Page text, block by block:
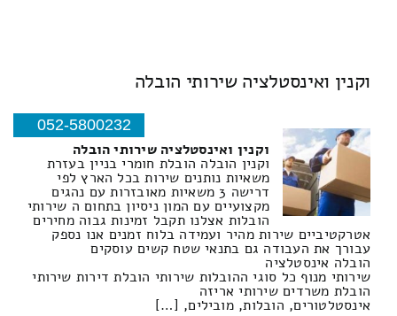
וקנין ואינסטלציה שירותי הובלה
052-5800232
וקנין ואינסטלציה שירותי הובלה
וקנין הובלה הובלת חומרי בניין בעזרת
משאיות נותנים שירות בכל הארץ לפי
דרישה 3 משאיות מאובזרות עם נהגים
מקצועיים עם המון ניסיון בתחום ה שירותי
הובלות אצלנו תקבל זמינות גבוה מחירים
אטרקטיביים שירות מהיר ועמידה בלוח זמנים אנו נספק
עבורך את העבודה גם בתנאי שטח קשים עוסקים
הובלה אינסטלציה
שירותי מנוף כל סוגי ההובלות שירותי הובלת דירות שירותי
הובלת משרדים שירותי אריזה
אינסטלטורים, הובלות, מובילים, […]